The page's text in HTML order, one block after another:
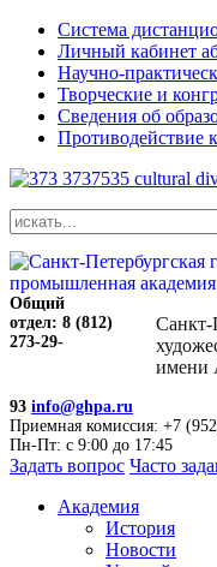
Система
Личный кабинет
Научно-
Творческие и
Сведения об
Противодействие
Санкт-
имени
Общий
отдел: 8 (812)
273-29-
93 info@ghpa.ru
Приемная комиссия: +7
Пн-Пт: с 9:00 до 17:45
Задать вопрос Часто
Академия
История
Новости